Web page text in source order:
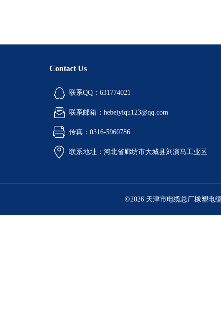
Contact Us
联系QQ：631774021
联系邮箱：hebeiyiqu123@qq.com
传真：0316-5960786
联系地址：河北省廊坊市大城县刘演马工业区
©2026 天津市电缆总厂橡塑电